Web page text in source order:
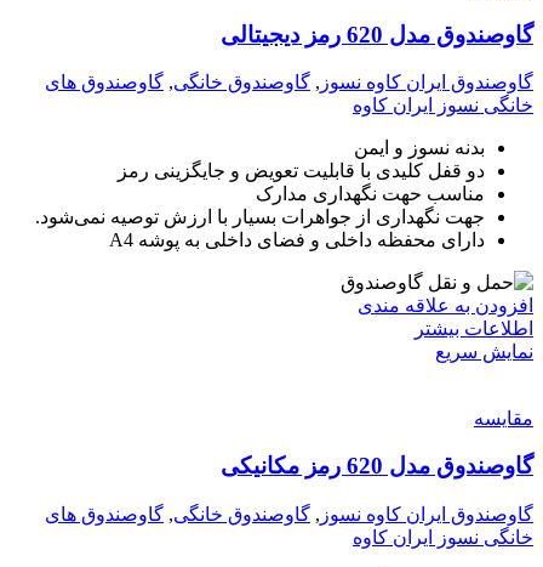
گاوصندوق مدل 620 رمز دیجیتالی
گاوصندوق ایران کاوه نسوز , گاوصندوق خانگی, گاوصندوق های
خانگی نسوز ایران کاوه
بدنه نسوز و ایمن
دو قفل کلیدی با قابلیت تعویض و جایگزینی رمز
مناسب حهت نگهداری مدارک
جهت نگهداری از جواهرات بسیار با ارزش توصیه نمی‌شود.
دارای محفظه داخلی و فضای داخلی به پوشه A4
افزودن به علاقه مندی
اطلاعات بیشتر
نمایش سریع
مقايسه
گاوصندوق مدل 620 رمز مکانیکی
گاوصندوق ایران کاوه نسوز , گاوصندوق خانگی, گاوصندوق های
خانگی نسوز ایران کاوه